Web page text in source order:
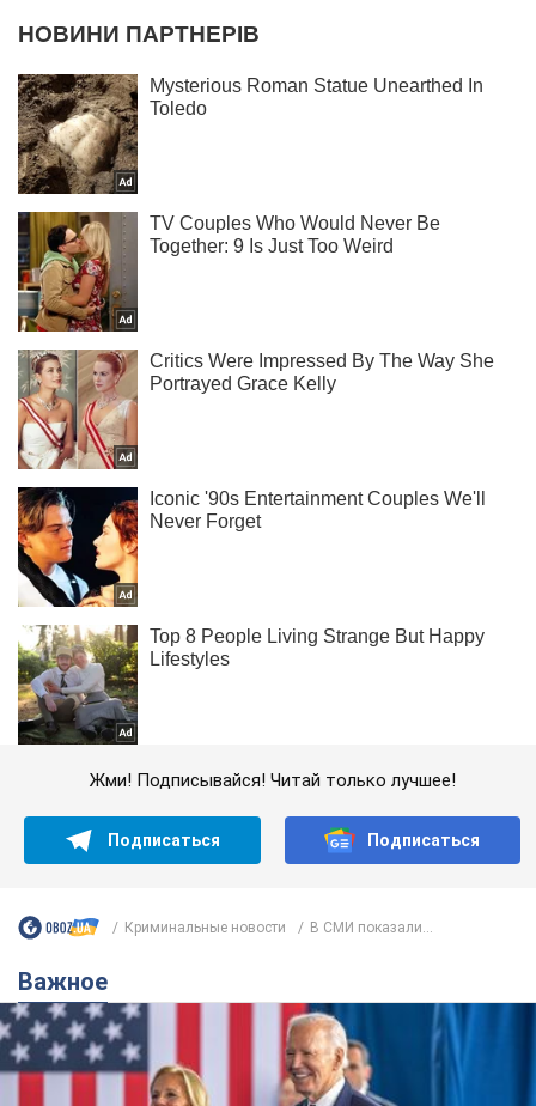
Жми! Подписывайся! Читай только лучшее!
Подписаться Подписаться
Криминальные новости В СМИ показали...
Важное